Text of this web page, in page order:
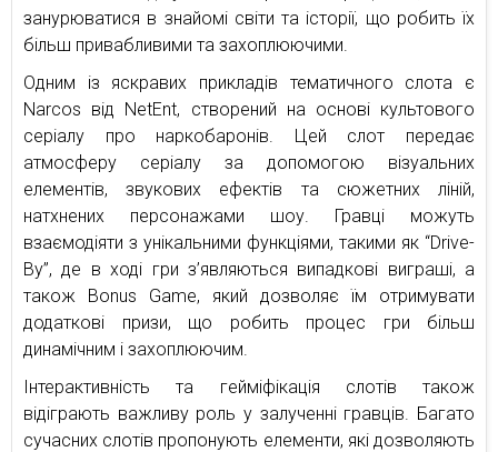
занурюватися в знайомі світи та історії, що робить їх
більш привабливими та захоплюючими.
Одним із яскравих прикладів тематичного слота є
Narcos від NetEnt, створений на основі культового
серіалу про наркобаронів. Цей слот передає
атмосферу серіалу за допомогою візуальних
елементів, звукових ефектів та сюжетних ліній,
натхнених персонажами шоу. Гравці можуть
взаємодіяти з унікальними функціями, такими як “Drive-
By”, де в ході гри з’являються випадкові виграші, а
також Bonus Game, який дозволяє їм отримувати
додаткові призи, що робить процес гри більш
динамічним і захоплюючим.
Інтерактивність та гейміфікація слотів також
відіграють важливу роль у залученні гравців. Багато
сучасних слотів пропонують елементи, які дозволяють